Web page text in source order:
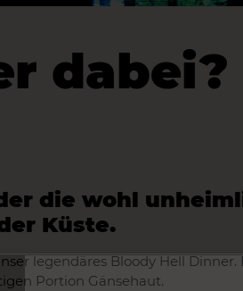
dabei?
die wohl
Küste.
legendäres Bloody Hell Dinner.
Portion Gänsehaut.